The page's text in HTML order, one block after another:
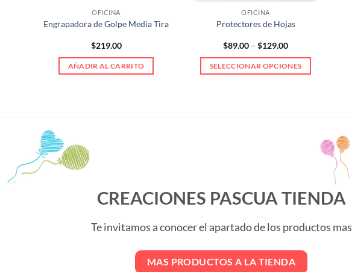
OFICINA
Engrapadora de Golpe Media Tira
$219.00
AÑADIR AL CARRITO
OFICINA
Protectores de Hojas
$89.00 – $129.00Price
$89.00
through
SELECCIONAR OPCIONES
pueden
elegir
la
de
CREACIONES PASCUA TIENDA
Te invitamos a conocer el apartado de los productos mas
MAS PRODUCTOS A LA TIENDA